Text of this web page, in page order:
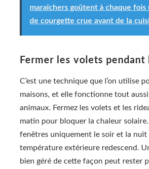
maraîchers goûtent à chaque fois
de courgette crue avant de la
Fermer les volets pendant
C’est une technique que l’on utilise
maisons, et elle fonctionne tout
animaux. Fermez les volets et les
matin pour bloquer la chaleur
fenêtres uniquement le soir et la nuit
température extérieure redescend.
bien géré de cette façon peut rester